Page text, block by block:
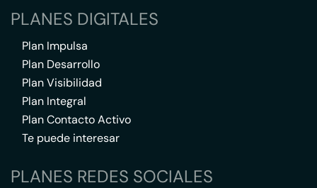
PLANES DIGITALES
Plan Impulsa
Plan Desarrollo
Plan Visibilidad
Plan Integral
Plan Contacto Activo
Te puede interesar
PLANES REDES SOCIALES